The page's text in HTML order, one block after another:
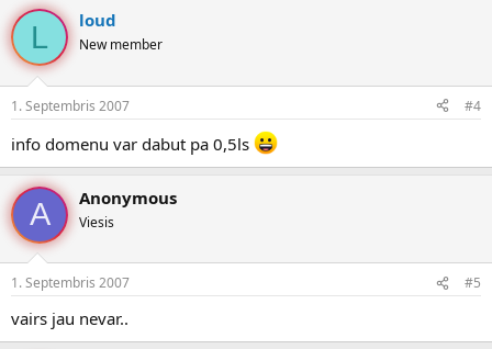
L loud
New member
1. Septembris 2007 #4
info domenu var dabut pa 0,5ls
A Anonymous
Viesis
1. Septembris 2007 #5
vairs jau nevar..